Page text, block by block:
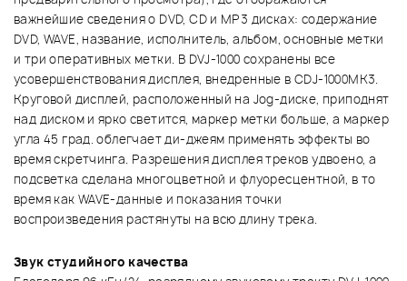
важнейшие сведения о DVD, CD и MP3 дисках: содержание
DVD, WAVE, название, исполнитель, альбом, основные метки
и три оперативных метки. В DVJ-1000 сохранены все
усовершенствования дисплея, внедренные в CDJ-1000MK3.
Круговой дисплей, расположенный на Jog-диске, приподнят
над диском и ярко светится, маркер метки больше, а маркер
угла 45 град. облегчает ди-джеям применять эффекты во
время скретчинга. Разрешения дисплея треков удвоено, а
подсветка сделана многоцветной и флуоресцентной, в то
время как WAVE-данные и показания точки
воспроизведения растянуты на всю длину трека.
Звук студийного качества